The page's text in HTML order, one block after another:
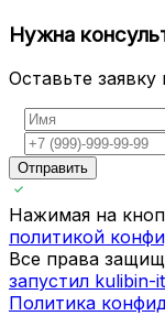
Нужна
Оставьте
Отправить
Нажимая на
политикой
Все права
запустил kulibin-
Политика